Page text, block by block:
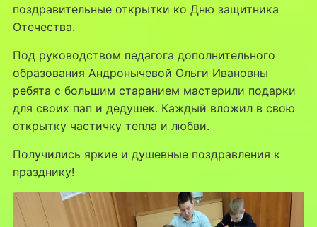
поздравительные открытки ко Дню защитника
Отечества.
Под руководством педагога дополнительного
образования Андронычевой Ольги Ивановны
ребята с большим старанием мастерили подарки
для своих пап и дедушек. Каждый вложил в свою
открытку частичку тепла и любви.
Получились яркие и душевные поздравления к
празднику!